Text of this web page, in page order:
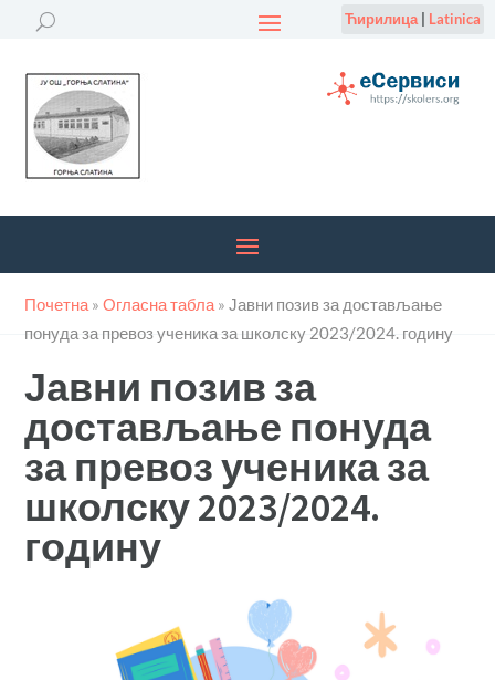
Ћирилица| Latinica
Почетна »Огласна табла »Јавни позив за достављање
понуда за превоз ученика за школску 2023/2024. годину
Јавни позив за
достављање понуда
за превоз ученика за
школску 2023/2024.
годину